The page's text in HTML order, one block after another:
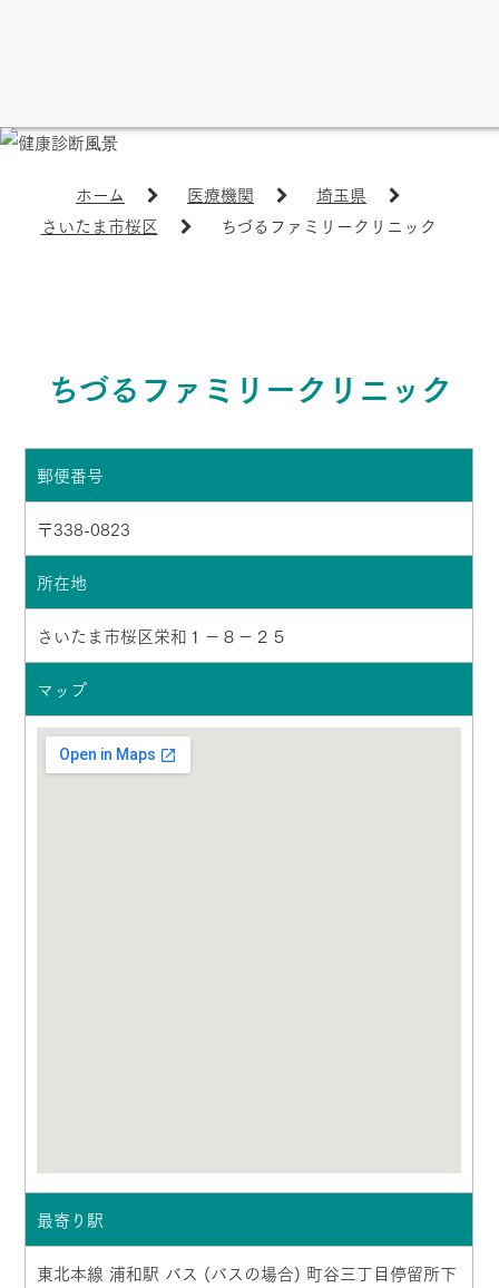
ホーム 医療機関
埼玉県
さいたま市桜区
ちづるファミリークリニック
ちづるファミリークリニック
郵便番号
〒338-0823
所在地
さいたま市桜区栄和１－８－２５
マップ
最寄り駅
東北本線 浦和駅 バス (バスの場合) 町谷三丁目停留所下